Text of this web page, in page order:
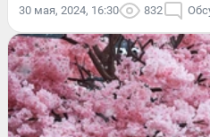
30 мая, 2024, 16:30 832